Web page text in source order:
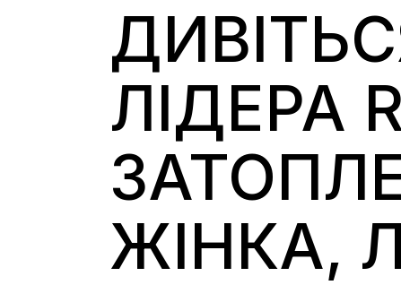
ЛІДЕРА
ЖІНКА,